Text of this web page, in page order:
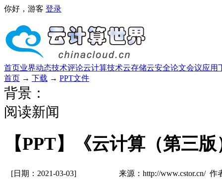
你好，游客 登录
首页业界动态技术评论云计算技术云存储云安全论文会议应用
首页 → 下载 → PPT文件
背景：
阅读新闻
【PPT】《云计算（第三
[日期：2021-03-03] 来源：http://www.cstor.cn/ 作